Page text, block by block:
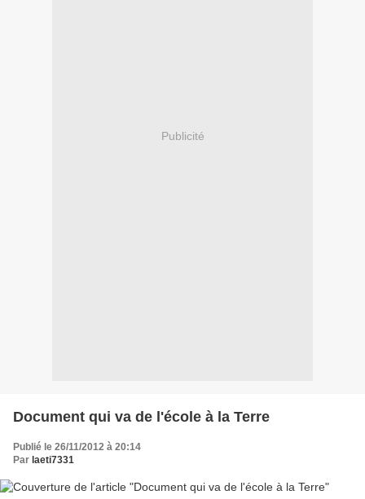
Publicité
Document qui va de l'école à la Terre
Publié le 26/11/2012 à 20:14
Par laeti7331